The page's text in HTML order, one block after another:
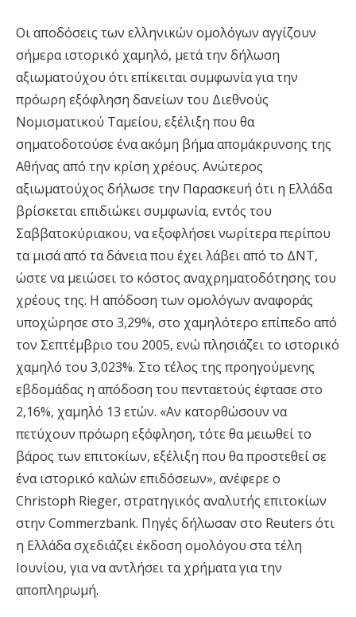
Οι αποδόσεις των ελληνικών ομολόγων αγγίζουν
σήμερα ιστορικό χαμηλό, μετά την δήλωση
αξιωματούχου ότι επίκειται συμφωνία για την
πρόωρη εξόφληση δανείων του Διεθνούς
Νομισματικού Ταμείου, εξέλιξη που θα
σηματοδοτούσε ένα ακόμη βήμα απομάκρυνσης της
Αθήνας από την κρίση χρέους. Ανώτερος
αξιωματούχος δήλωσε την Παρασκευή ότι η Ελλάδα
βρίσκεται επιδιώκει συμφωνία, εντός του
Σαββατοκύριακου, να εξοφλήσει νωρίτερα περίπου
τα μισά από τα δάνεια που έχει λάβει από το ΔΝΤ,
ώστε να μειώσει το κόστος αναχρηματοδότησης του
χρέους της. Η απόδοση των ομολόγων αναφοράς
υποχώρησε στο 3,29%, στο χαμηλότερο επίπεδο από
τον Σεπτέμβριο του 2005, ενώ πλησιάζει το ιστορικό
χαμηλό του 3,023%. Στο τέλος της προηγούμενης
εβδομάδας η απόδοση του πενταετούς έφτασε στο
2,16%, χαμηλό 13 ετών. «Αν κατορθώσουν να
πετύχουν πρόωρη εξόφληση, τότε θα μειωθεί το
βάρος των επιτοκίων, εξέλιξη που θα προστεθεί σε
ένα ιστορικό καλών επιδόσεων», ανέφερε ο
Christoph Rieger, στρατηγικός αναλυτής επιτοκίων
στην Commerzbank. Πηγές δήλωσαν στο Reuters ότι
η Ελλάδα σχεδιάζει έκδοση ομολόγου στα τέλη
Ιουνίου, για να αντλήσει τα χρήματα για την
αποπληρωμή.